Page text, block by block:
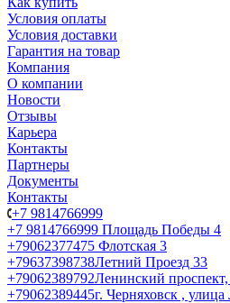
Условия оплаты
Условия доставки
Гарантия на товар
Компания
О компании
Новости
Отзывы
Карьера
Контакты
Партнеры
Документы
Контакты
+7 9814766999
+7 9814766999 Площадь Победы 4
+79062377475 Флотская 3
+79637398738Летний Проезд 33
+79062389792Ленинский
+79062389445г. Черняховск ,